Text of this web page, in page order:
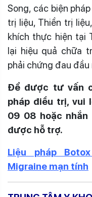
Song, các biện
trị liệu, Thiền trị
khích thực hiện tại
lại hiệu quả chữa
phải chứng đau đầu
Để được tư vấn
pháp điều trị, vui
09 08 hoặc
được hỗ trợ.
Liệu pháp
Migraine mạn tính